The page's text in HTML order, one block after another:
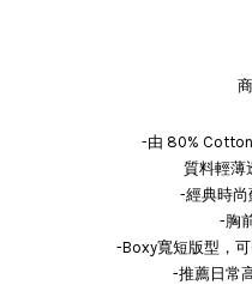
-由 80%
質料輕薄
-經典時
-胸
-Boxy寬短版型，
-推薦日常